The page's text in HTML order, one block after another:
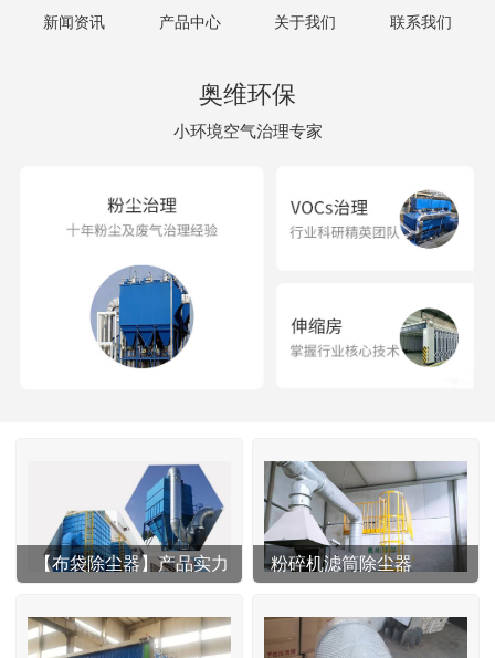
新闻资讯 产品中心 关于我们 联系我们
奥维环保
小环境空气治理专家
【布袋除尘器】产品实力 粉碎机滤筒除尘器